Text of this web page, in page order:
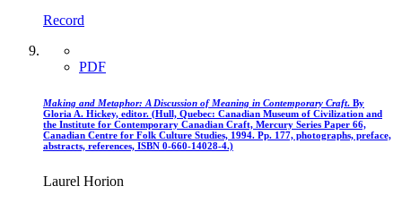
Record
PDF
Making and Metaphor: A Discussion of Meaning in Contemporary Craft. By
Gloria A. Hickey, editor. (Hull, Quebec: Canadian Museum of Civilization and
the Institute for Contemporary Canadian Craft, Mercury Series Paper 66,
Canadian Centre for Folk Culture Studies, 1994. Pp. 177, photographs, preface,
abstracts, references, ISBN 0-660-14028-4.)
Laurel Horion